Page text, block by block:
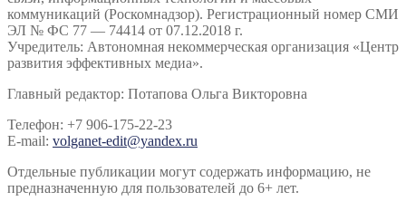
коммуникаций (Роскомнадзор). Регистрационный номер СМИ
ЭЛ № ФС 77 — 74414 от 07.12.2018 г.
Учредитель: Автономная некоммерческая организация «Центр
развития эффективных медиа».
Главный редактор: Потапова Ольга Викторовна
Телефон: +7 906-175-22-23
E-mail: volganet-edit@yandex.ru
Отдельные публикации могут содержать информацию, не
предназначенную для пользователей до 6+ лет.